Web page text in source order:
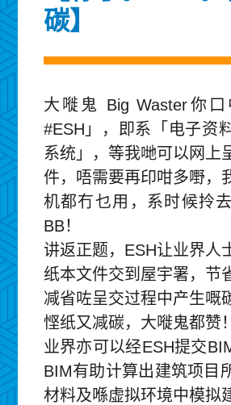
碳】
大嘥鬼 Big Waster你
#ESH」，即系「电子资
系统」，等我哋可以网上
件，唔需要再印咁多嘢，
机都冇乜用，系时候拎
BB！
讲返正题，ESH让业界人
纸本文件交到屋宇署，节
减省咗呈交过程中产生嘅
悭纸又减碳，大嘥鬼都赞！
业界亦可以经ESH提交
BIM有助计算出建筑项目
材料及喺虚拟环境中模拟